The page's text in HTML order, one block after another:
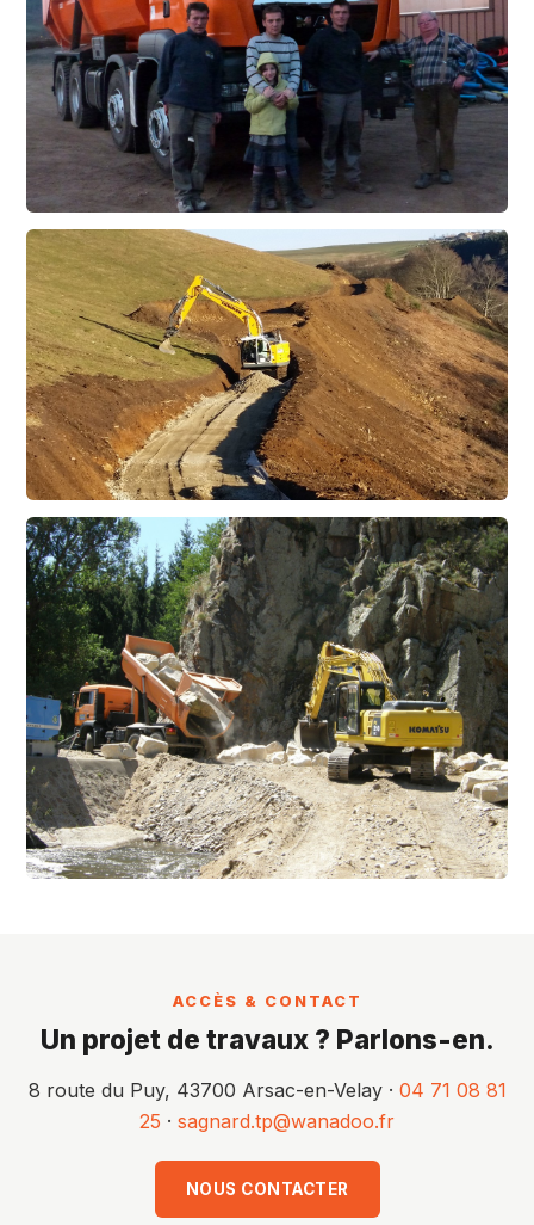
ACCÈS & CONTACT
Un projet de travaux ? Parlons-en.
8 route du Puy, 43700 Arsac-en-Velay · 04 71 08 81
25 · sagnard.tp@wanadoo.fr
NOUS CONTACTER